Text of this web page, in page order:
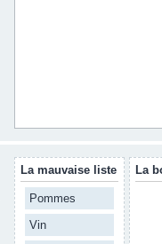
La mauvaise liste
Pommes
Vin
La